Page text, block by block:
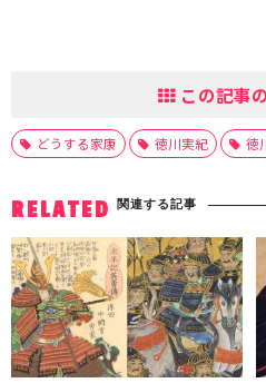
この記事
どうする家康 徳川実紀 徳
RELATED 関連する記事